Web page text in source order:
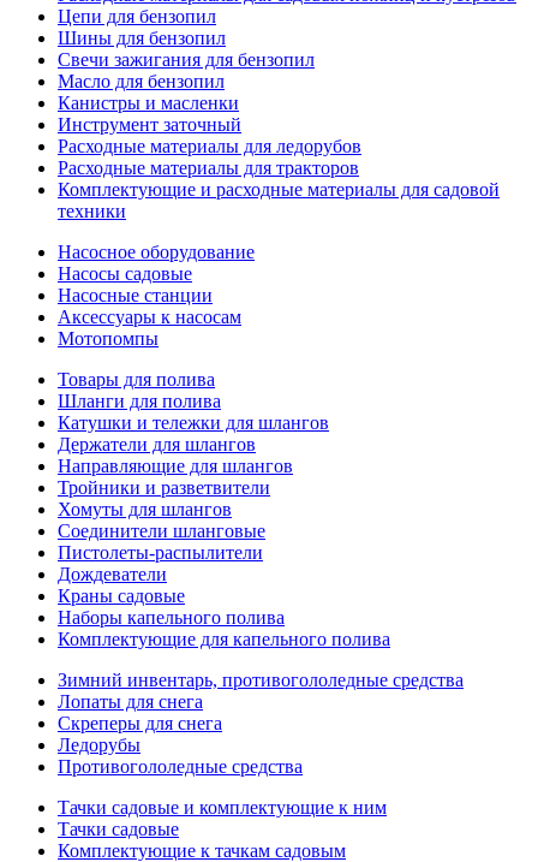
Цепи для бензопил
Шины для бензопил
Свечи зажигания для бензопил
Масло для бензопил
Канистры и масленки
Инструмент заточный
Расходные материалы для ледорубов
Расходные материалы для тракторов
Комплектующие и расходные материалы для садовой
техники
Насосное оборудование
Насосы садовые
Насосные станции
Аксессуары к насосам
Мотопомпы
Товары для полива
Шланги для полива
Катушки и тележки для шлангов
Держатели для шлангов
Направляющие для шлангов
Тройники и разветвители
Хомуты для шлангов
Соединители шланговые
Пистолеты-распылители
Дождеватели
Краны садовые
Наборы капельного полива
Комплектующие для капельного полива
Зимний инвентарь, противогололедные средства
Лопаты для снега
Скреперы для снега
Ледорубы
Противогололедные средства
Тачки садовые и комплектующие к ним
Тачки садовые
Комплектующие к тачкам садовым